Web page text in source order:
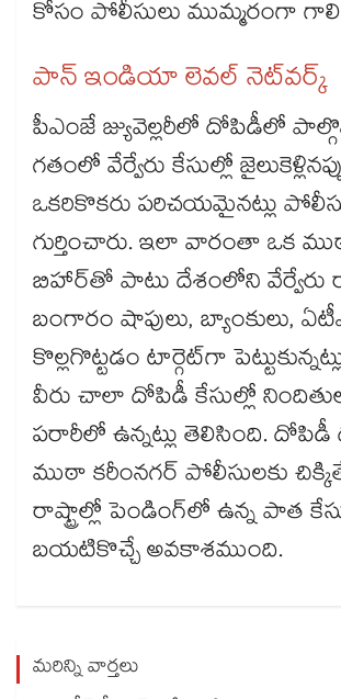
కోసం పోలీసులు ముమ్మరంగా
పాన్‌‌‌‌ ఇండియా లెవల్ నెట్‌‌‌‌వర్క్‌‌‌‌
పీఎంజే జ్యువెల్లరీలో దోపిడీలో
గతంలో వేర్వేరు కేసుల్లో
ఒకరికొకరు పరిచయమైనట్లు
గుర్తించారు. ఇలా వారంతా ఒక
బిహార్‌‌‌‌తో పాటు దేశంలోని వేర్వేరు
బంగారం షాపులు, బ్యాంకులు,
కొల్లగొట్టడం టార్గెట్‌‌‌‌గా
వీరు చాలా దోపిడీ కేసుల్లో
పరారీలో ఉన్నట్లు తెలిసింది.
ముఠా కరీంనగర్‌‌‌‌ పోలీసులకు
రాష్ట్రాల్లో పెండింగ్‌‌‌‌లో ఉన్న పాత
బయటికొచ్చే అవకాశముంది.
మరిన్ని వార్తలు